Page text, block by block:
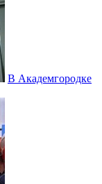
В Академгородке